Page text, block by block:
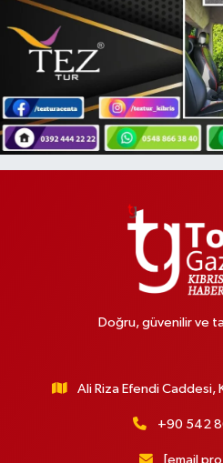
Doğru, güvenilir ve
Ali Riza Efendi
+90 542
[email